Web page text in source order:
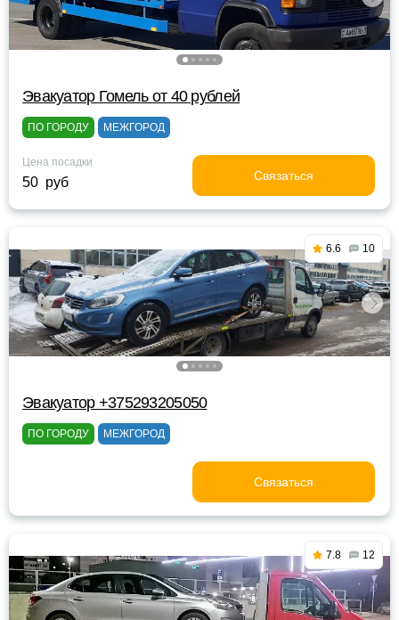
Эвакуатор Гомель от 40 рублей
ПО ГОРОДУ МЕЖГОРОД
Цена посадки
50 руб Связаться
6.6 10
Эвакуатор +375293205050
ПО ГОРОДУ МЕЖГОРОД
Связаться
7.8 12